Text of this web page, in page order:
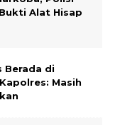
Alat Hisap
Berada di
Masih